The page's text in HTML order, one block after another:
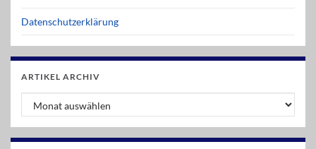
Datenschutzerklärung
ARTIKEL ARCHIV
Artikel Archiv